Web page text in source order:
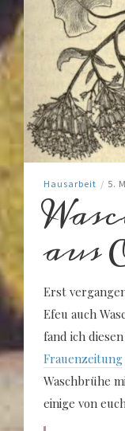
Hausarbeit / 5.
aus
Erst
Efeu auch
fand ich
Frauenzeitung
Waschbrühe
einige von